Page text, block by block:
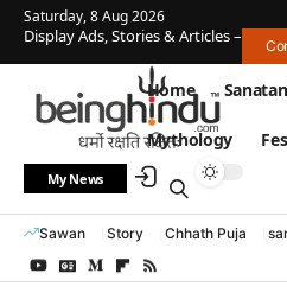
Saturday, 8 Aug 2026
Display Ads, Stories & Articles –
Home
Mythology
My News
Sawan Story Chhath Puja